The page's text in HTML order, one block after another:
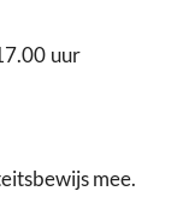
uur
mee.